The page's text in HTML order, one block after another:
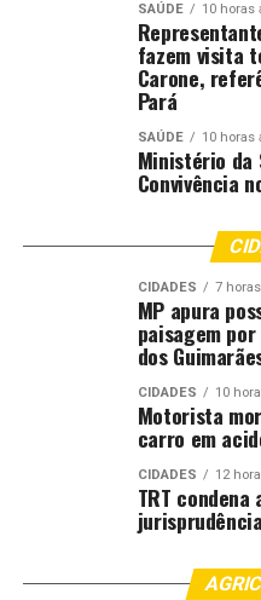
“Além disso, sempre que
celular para desbloquear
sejam feitas algumas
caso a única opção seja
senhas um pouco mais
a letra N, Z, essas mais
senhas de desenho”,
E se o furto acontecer?
Se, apesar de todos os
primeira coisa a se
bancárias. Vá até um
de um amigo e entre em
banco e realize o bloqueio
“Além disso, use o
transações e aplicativos.
SAÚDE 10 horas
fazem visita
Carone,
Pará
SAÚDE 10 horas
Ministério da
Convivência
CIDADES 7
MP apura
paisagem
dos
CIDADES 10
Motorista
carro em
CIDADES 12
TRT